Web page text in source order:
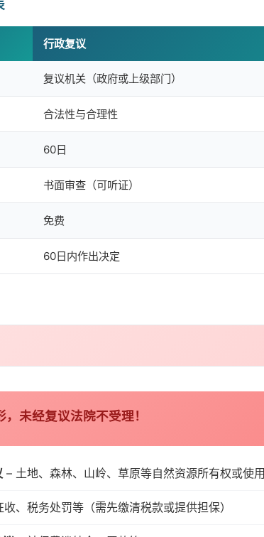
行政复议
复议机关（政府或上级部门）
合法性与合理性
60日
书面审查（可听证）
免费
60日内作出决定
未经复议法院不受理！
– 土地、森林、山岭、草原等自然资源所有权或使
收、税务处罚等（需先缴清税款或提供担保）